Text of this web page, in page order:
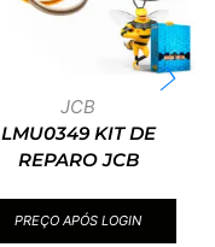
JCB
LMU0349 KIT DE
REPARO JCB
PREÇO APÓS LOGIN